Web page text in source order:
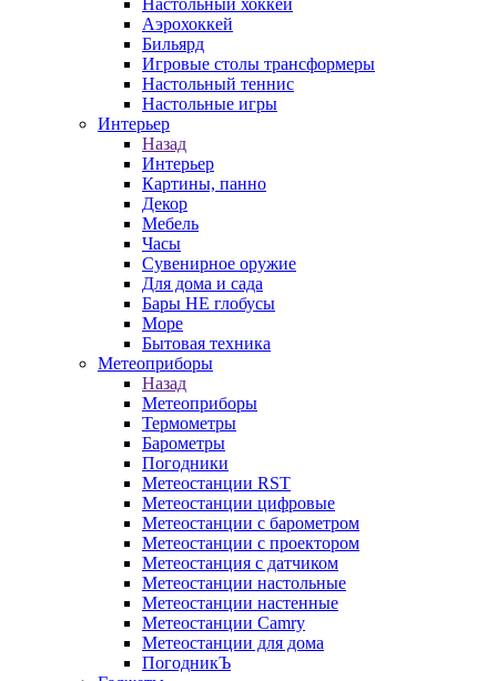
Настольный хоккей
Аэрохоккей
Бильярд
Игровые столы трансформеры
Настольный теннис
Настольные игры
Интерьер
Назад
Интерьер
Картины, панно
Декор
Мебель
Часы
Сувенирное оружие
Для дома и сада
Бары НЕ глобусы
Море
Бытовая техника
Метеоприборы
Назад
Метеоприборы
Термометры
Барометры
Погодники
Метеостанции RST
Метеостанции цифровые
Метеостанции с барометром
Метеостанции с проектором
Метеостанция с датчиком
Метеостанции настольные
Метеостанции настенные
Метеостанции Camry
Метеостанции для дома
ПогодникЪ